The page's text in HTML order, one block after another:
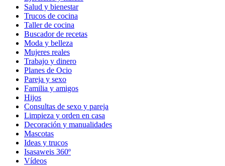
Salud y bienestar
Trucos de cocina
Taller de cocina
Buscador de recetas
Moda y belleza
Mujeres reales
Trabajo y dinero
Planes de Ocio
Pareja y sexo
Familia y amigos
Hijos
Consultas de sexo y pareja
Limpieza y orden en casa
Decoración y manualidades
Mascotas
Ideas y trucos
Isasaweis 360º
Vídeos